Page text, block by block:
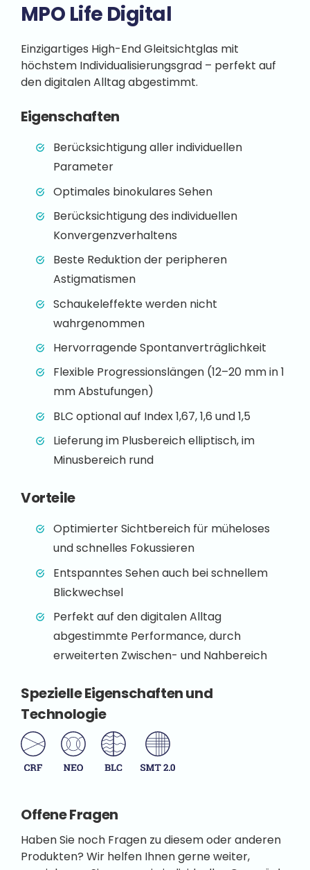
MPO Life Digital
Einzigartiges High-End Gleitsichtglas mit
höchstem Individualisierungsgrad – perfekt auf
den digitalen Alltag abgestimmt.
Eigenschaften
Berücksichtigung aller individuellen
Parameter
Optimales binokulares Sehen
Berücksichtigung des individuellen
Konvergenzverhaltens
Beste Reduktion der peripheren
Astigmatismen
Schaukeleffekte werden nicht
wahrgenommen
Hervorragende Spontanverträglichkeit
Flexible Progressionslängen (12–20 mm in 1
mm Abstufungen)
BLC optional auf Index 1,67, 1,6 und 1,5
Lieferung im Plusbereich elliptisch, im
Minusbereich rund
Vorteile
Optimierter Sichtbereich für müheloses
und schnelles Fokussieren
Entspanntes Sehen auch bei schnellem
Blickwechsel
Perfekt auf den digitalen Alltag
abgestimmte Performance, durch
erweiterten Zwischen- und Nahbereich
Spezielle Eigenschaften und
Technologie
Offene Fragen
Haben Sie noch Fragen zu diesem oder anderen
Produkten? Wir helfen Ihnen gerne weiter,